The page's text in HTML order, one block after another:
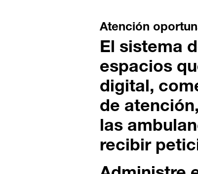
Atención
El sistema
espacios
digital,
de
las
recibir